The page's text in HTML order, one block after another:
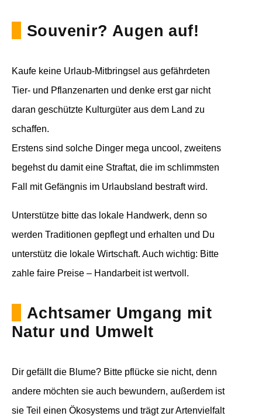
Souvenir? Augen auf!
Kaufe keine Urlaub-Mitbringsel aus gefährdeten
Tier- und Pflanzenarten und denke erst gar nicht
daran geschützte Kulturgüter aus dem Land zu
schaffen.
Erstens sind solche Dinger mega uncool, zweitens
begehst du damit eine Straftat, die im schlimmsten
Fall mit Gefängnis im Urlaubsland bestraft wird.
Unterstütze bitte das lokale Handwerk, denn so
werden Traditionen gepflegt und erhalten und Du
unterstütz die lokale Wirtschaft. Auch wichtig: Bitte
zahle faire Preise – Handarbeit ist wertvoll.
Achtsamer Umgang mit
Natur und Umwelt
Dir gefällt die Blume? Bitte pflücke sie nicht, denn
andere möchten sie auch bewundern, außerdem ist
sie Teil einen Ökosystems und trägt zur Artenvielfalt